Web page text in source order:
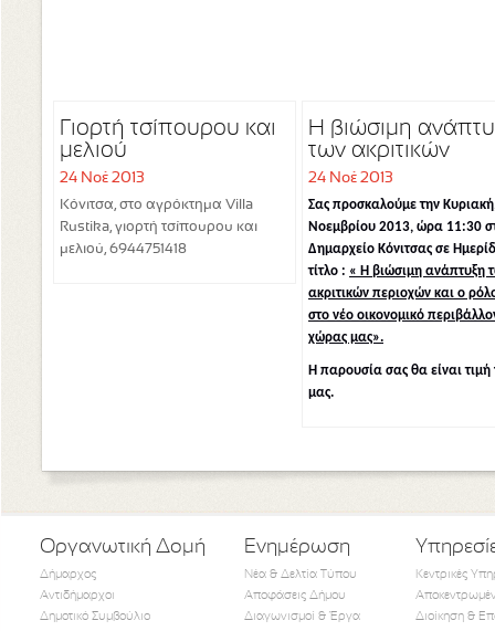
Γιορτή τσίπουρου και
μελιού
24 Νοέ 2013
Κόνιτσα, στο αγρόκτημα Villa
Rustika, γιορτή τσίπουρου και
μελιού, 6944751418
Η βιώσιμη
των ακριτικών
περιοχών και ο
τους στο νέο
οικονομικό
περιβάλλον της
χώρας μας
24 Νοέ 2013
Σας προσκαλούμε την
Νοεμβρίου 2013, ώρα 11:30
Δημαρχείο Κόνιτσας σε
τίτλο : « Η βιώσιμη ανάπτυξη
ακριτικών περιοχών και ο
στο νέο οικονομικό
χώρας μας».
Η παρουσία σας θα είναι τιμή
μας.
Οργανωτική Δομή
Δήμαρχος
Αντιδήμαρχοι
Δημοτικό Συμβούλιο
Ενημέρωση
Νέα & Δελτία Τύπου
Αποφάσεις Δήμου
Διαγωνισμοί & Έργα
Κεντρικές
Διοίκηση &